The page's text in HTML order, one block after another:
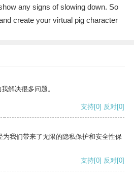
any signs of slowing down. So
create your virtual pig character
解决很多问题。
支持[0] 反对[0]
我们带来了无限的隐私保护和安全性保
支持[0] 反对[0]